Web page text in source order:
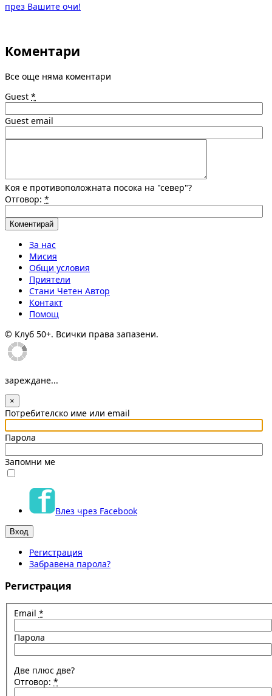
през Вашите очи!
Коментари
Все още няма коментари
Guest *
Guest email
Коя е противоположната посока на "север"?
Отговор: *
За нас
Мисия
Общи условия
Приятели
Стани Четен Автор
Контакт
Помощ
© Клуб 50+. Всички права запазени.
зареждане...
×
Потребителско име или email
Парола
Запомни ме
Влез чрез Facebook
Регистрация
Забравена парола?
Регистрация
Email *
Парола
Две плюс две?
Отговор: *